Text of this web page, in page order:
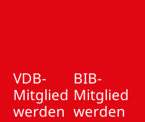
VDB-
Mitglied
werden
BIB-
Mitglied
werden